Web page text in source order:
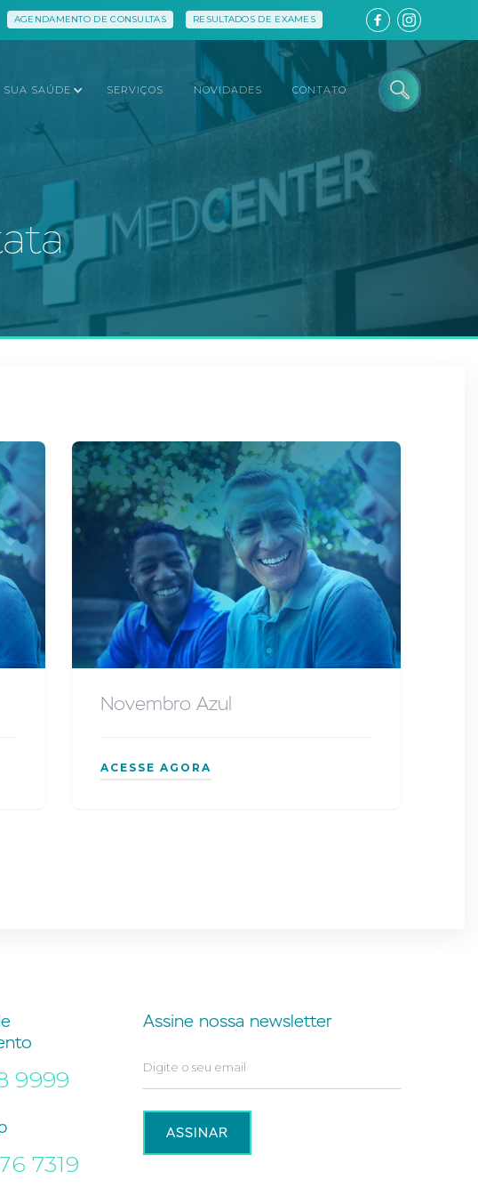
RESULTADOS DE EXAMES
AGENDAMENTO DE CONSULTAS
SUA SAÚDE SERVIÇOS NOVIDADES CONTATO
Novembro Azul
ACESSE AGORA
9999
7319
Assine nossa newsletter